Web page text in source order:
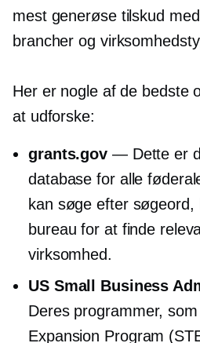
mest generøse tilskud
brancher og
Her er nogle af de bedste
at udforske:
grants.gov — Dette er
database for alle
kan søge efter søgeord,
bureau for at finde
virksomhed.
US Small Business
Deres programmer,
Expansion Program